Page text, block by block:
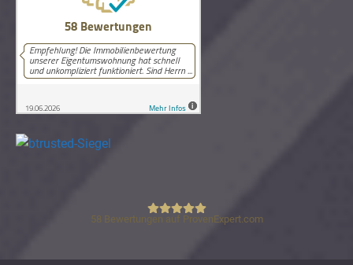
Lutz Schneider Immobilienbewertung
58 Bewertungen auf ProvenExpert.com